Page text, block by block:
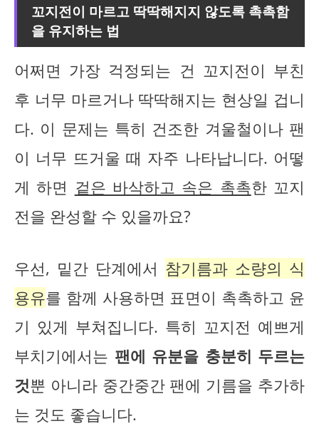
꼬지전이 마르고 딱딱해지지 않도록 촉촉함
을 유지하는 법
어쩌면 가장 걱정되는 건 꼬지전이 부친
후 너무 마르거나 딱딱해지는 현상일 겁니
다. 이 문제는 특히 건조한 겨울철이나 팬
이 너무 뜨거울 때 자주 나타납니다. 어떻
게 하면 겉은 바삭하고 속은 촉촉한 꼬지
전을 완성할 수 있을까요?
우선, 밑간 단계에서 참기름과 소량의 식
용유를 함께 사용하면 표면이 촉촉하고 윤
기 있게 부쳐집니다. 특히 꼬지전 예쁘게
부치기에서는 팬에 유분을 충분히 두르는
것뿐 아니라 중간중간 팬에 기름을 추가하
는 것도 좋습니다.